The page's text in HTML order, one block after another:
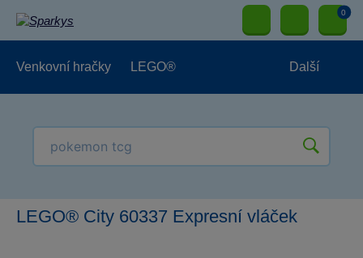
0
Venkovní hračky LEGO® Další
LEGO® City 60337 Expresní vláček